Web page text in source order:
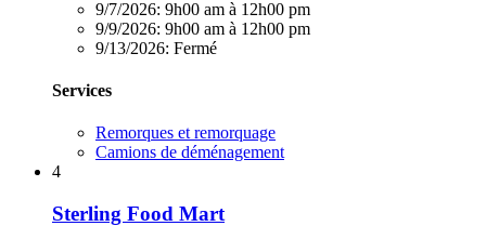
9/7/2026: 9h00 am à 12h00 pm
9/9/2026: 9h00 am à 12h00 pm
9/13/2026: Fermé
Services
Remorques et remorquage
Camions de déménagement
4
Sterling Food Mart